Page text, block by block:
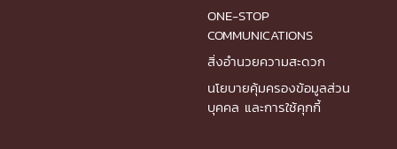
ONE-STOP
COMMUNICATIONS
สิ่งอำนวยความสะดวก
นโยบายคุ้มครองข้อมูลส่วน
บุคคล และการใช้คุกกี้